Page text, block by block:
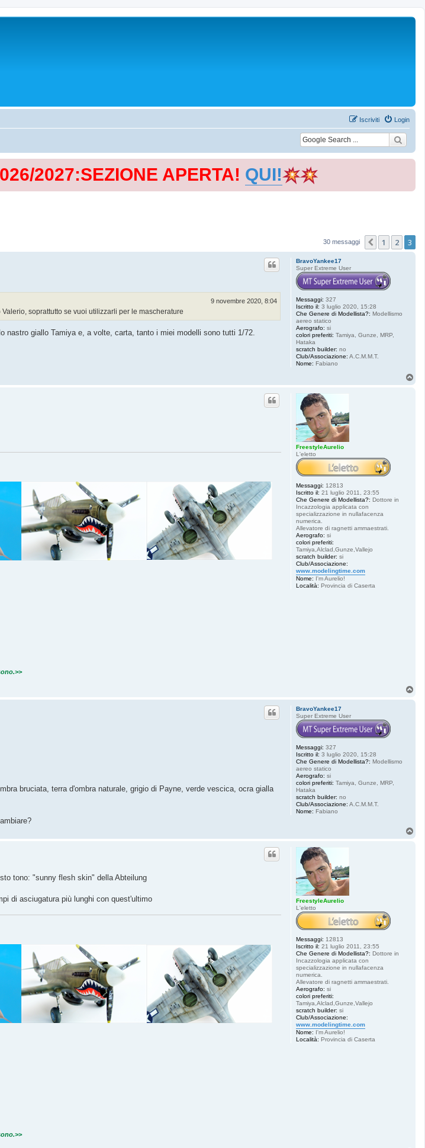
Login
Iscriviti
2027:SEZIONE APERTA! QUI!
30 messaggi Precedente
1 2 3
BravoYankee17
Super Extreme User
Messaggi: 327
Iscritto il: 3 luglio 2020, 15:28
Che Genere di Modellista?: Modellismo
aereo statico
Aerografo: si
colori preferiti: Tamiya, Gunze, MRP,
Hataka
scratch builder: no
Club/Associazione: A.C.M.M.T.
Nome: Fabiano
9 novembre 2020, 8:04
soprattutto se vuoi utilizzarli per le mascherature
nastro giallo Tamiya e, a volte, carta, tanto i miei modelli sono tutti 1/72.
FreestyleAurelio
L'eletto
Messaggi: 12813
Iscritto il: 21 luglio 2011, 23:55
Che Genere di Modellista?: Dottore in
Incazzologia applicata con
specializzazione in nullafacenza
numerica.
Allevatore di ragnetti ammaestrati.
Aerografo: si
colori preferiti:
Tamiya,Alclad,Gunze,Vallejo
scratch builder: si
Club/Associazione:
www.modelingtime.com
Nome: I'm Aurelio!
Località: Provincia di Caserta
BravoYankee17
Super Extreme User
Messaggi: 327
Iscritto il: 3 luglio 2020, 15:28
Che Genere di Modellista?: Modellismo
aereo statico
Aerografo: si
colori preferiti: Tamiya, Gunze, MRP,
Hataka
scratch builder: no
Club/Associazione: A.C.M.M.T.
Nome: Fabiano
bruciata, terra d'ombra naturale, grigio di Payne, verde vescica, ocra gialla
FreestyleAurelio
L'eletto
Messaggi: 12813
Iscritto il: 21 luglio 2011, 23:55
Che Genere di Modellista?: Dottore in
Incazzologia applicata con
specializzazione in nullafacenza
numerica.
Allevatore di ragnetti ammaestrati.
Aerografo: si
colori preferiti:
Tamiya,Alclad,Gunze,Vallejo
scratch builder: si
Club/Associazione:
www.modelingtime.com
Nome: I'm Aurelio!
Località: Provincia di Caserta
tono: "sunny flesh skin" della Abteilung
di asciugatura più lunghi con quest'ultimo